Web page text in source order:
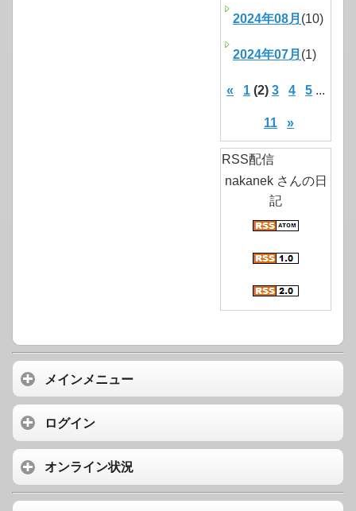
2024年08月 (10)
2024年07月 (1)
« 1 (2) 3 4 5 ...
11 »
RSS配信
nakanek さんの日
記
メインメニュー
ログイン
オンライン状況